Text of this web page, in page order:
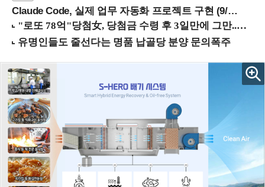
Claude Code, 실제 업무 자동화 프로젝트 구현 (9/16 ~17 강남역)